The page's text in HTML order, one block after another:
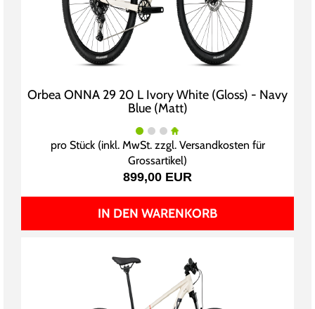
Orbea ONNA 29 20 L Ivory White (Gloss) - Navy
Blue (Matt)
pro Stück (inkl. MwSt. zzgl. Versandkosten für
Grossartikel)
899,00 EUR
IN DEN WARENKORB